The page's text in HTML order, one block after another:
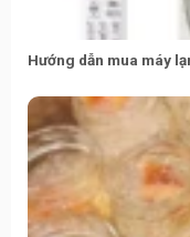
Hướng dẫn mua máy